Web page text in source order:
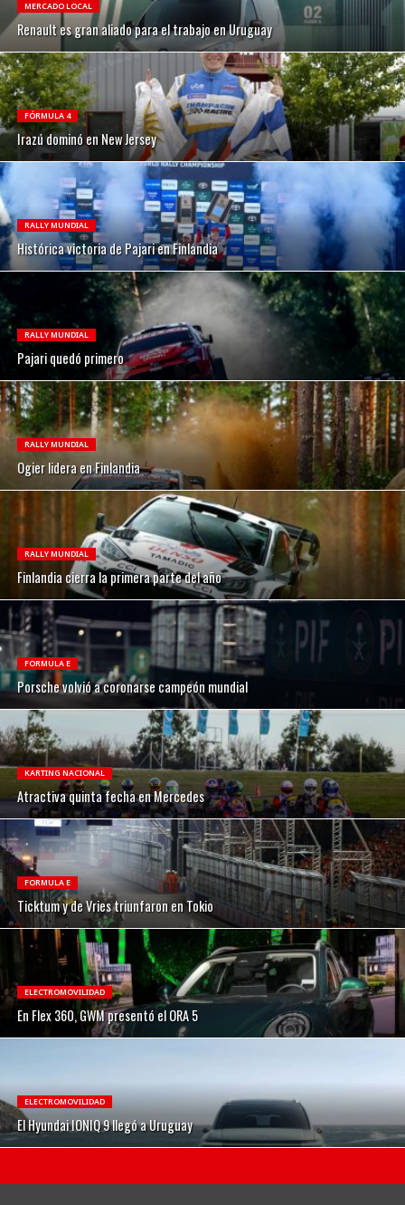
MERCADO LOCAL
Renault es gran aliado para el trabajo en Uruguay
FÓRMULA 4
Irazú dominó en New Jersey
RALLY MUNDIAL
Histórica victoria de Pajari en Finlandia
RALLY MUNDIAL
Pajari quedó primero
RALLY MUNDIAL
Ogier lidera en Finlandia
RALLY MUNDIAL
Finlandia cierra la primera parte del año
FORMULA E
Porsche volvió a coronarse campeón mundial
KARTING NACIONAL
Atractiva quinta fecha en Mercedes
FORMULA E
Ticktum y de Vries triunfaron en Tokio
ELECTROMOVILIDAD
En Flex 360, GWM presentó el ORA 5
ELECTROMOVILIDAD
El Hyundai IONIQ 9 llegó a Uruguay